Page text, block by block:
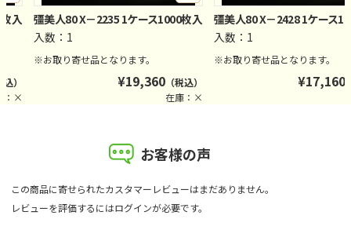
入
）
：×
彊美人80 X－2235 1ケース1000枚入
入数：1
※お取り寄せ品となります。
¥19,360 （税込）
在庫：×
彊美人80 X－2428 1ケース
入数：1
※お取り寄せ品となります。
¥17,160
お客様の声
この商品に寄せられたカスタマーレビューはまだありません。
レビューを評価するにはログインが必要です。